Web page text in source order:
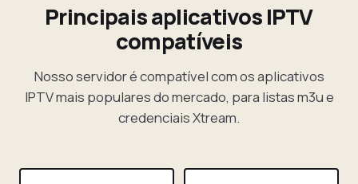
Principais aplicativos IPTV
compatíveis
Nosso servidor é compatível com os aplicativos
IPTV mais populares do mercado, para listas m3u e
credenciais Xtream.